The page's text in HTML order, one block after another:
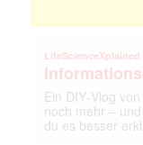
LifeScienceXplained
Ein DIY‑Vlog
noch mehr –
du es besser